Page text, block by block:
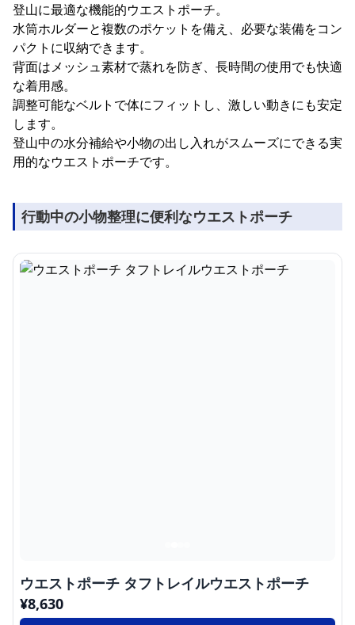
登山に最適な機能的ウエストポーチ。
水筒ホルダーと複数のポケットを備え、必要な装備をコン
パクトに収納できます。
背面はメッシュ素材で蒸れを防ぎ、長時間の使用でも快適
な着用感。
調整可能なベルトで体にフィットし、激しい動きにも安定
します。
登山中の水分補給や小物の出し入れがスムーズにできる実
用的なウエストポーチです。
行動中の小物整理に便利なウエストポーチ
ウエストポーチ タフトレイルウエストポーチ
¥8,630